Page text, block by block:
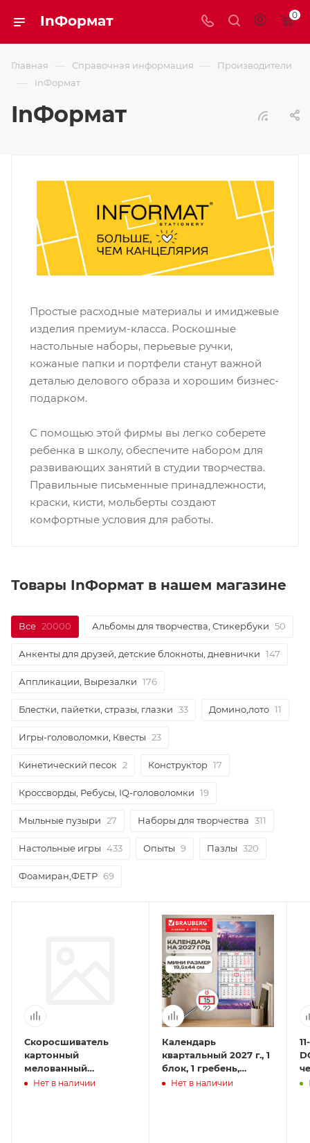
InФормат 0
Главная — Справочная информация — Производители
— InФормат
InФормат
Простые расходные материалы и имиджевые
изделия премиум-класса. Роскошные
настольные наборы, перьевые ручки,
кожаные папки и портфели станут важной
деталью делового образа и хорошим бизнес-
подарком.
С помощью этой фирмы вы легко соберете
ребенка в школу, обеспечите набором для
развивающих занятий в студии творчества.
Правильные письменные принадлежности,
краски, кисти, мольберты создают
комфортные условия для работы.
Товары InФормат в нашем магазине
Все 20000 Альбомы для творчества, Стикербуки 50
Анкенты для друзей, детские блокноты, дневнички 147
Аппликации, Вырезалки 176
Блестки, пайетки, стразы, глазки 33 Домино,лото 11
Игры-головоломки, Квесты 23
Кинетический песок 2 Конструктор 17
Кроссворды, Ребусы, IQ-головоломки 19
Мыльные пузыри 27 Наборы для творчества 311
Настольные игры 433 Опыты 9 Пазлы 320
Фоамиран,ФЕТР 69
Скоросшиватель
картонный
мелованный
BRAUBERG,
Нет в наличии
Календарь
квартальный 2027 г., 1
блок, 1 гребень,
бегунок, МИНИ,
Нет в наличии